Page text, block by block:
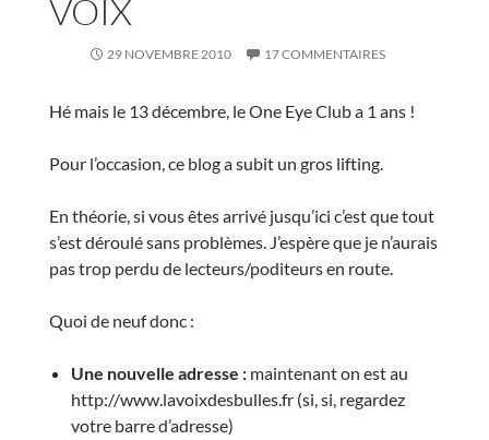
VOIX
29 NOVEMBRE 2010 17 COMMENTAIRES
Hé mais le 13 décembre, le One Eye Club a 1 ans !
Pour l’occasion, ce blog a subit un gros lifting.
En théorie, si vous êtes arrivé jusqu’ici c’est que tout
s’est déroulé sans problèmes. J’espère que je n’aurais
pas trop perdu de lecteurs/poditeurs en route.
Quoi de neuf donc :
Une nouvelle adresse :maintenant on est au
http://www.lavoixdesbulles.fr (si, si, regardez
votre barre d’adresse)